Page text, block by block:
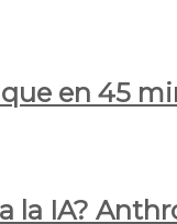
en 45
la IA?